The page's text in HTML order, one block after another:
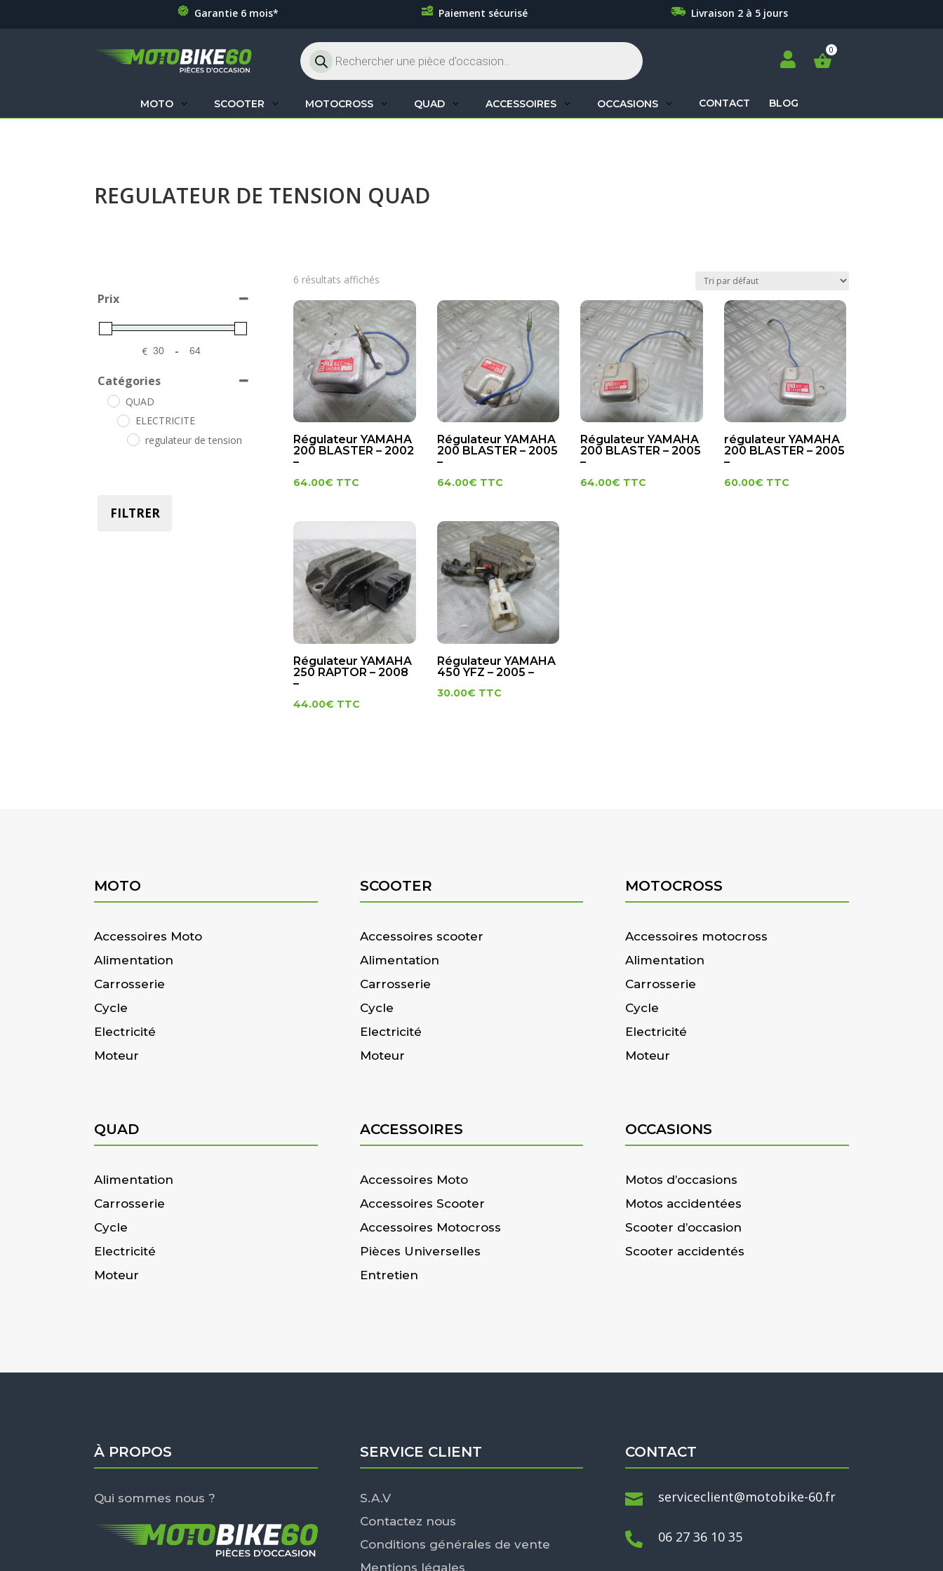
Garantie 6 mois* Paiement sécurisé Livraison 2 à 5 jours
Recherche
de
produits

MOTO SCOOTER MOTOCROSS QUAD ACCESSOIRES OCCASIONS CONTACT BLOG
REGULATEUR DE TENSION QUAD
Prix
€
Minimum Price
-
Maximum Price
Catégories
QUAD
ELECTRICITE
regulateur de tension
FILTRER
6 résultats affichés
Régulateur YAMAHA
200 BLASTER – 2002
–
64.00€ TTC
Régulateur YAMAHA
200 BLASTER – 2005
–
64.00€ TTC
Régulateur YAMAHA
200 BLASTER – 2005
–
64.00€ TTC
régulateur YAMAHA
200 BLASTER – 2005
–
60.00€ TTC
Régulateur YAMAHA
250 RAPTOR – 2008
–
44.00€ TTC
Régulateur YAMAHA
450 YFZ – 2005 –
30.00€ TTC
MOTO
Accessoires Moto
Alimentation
Carrosserie
Cycle
Electricité
Moteur
SCOOTER
Accessoires scooter
Alimentation
Carrosserie
Cycle
Electricité
Moteur
MOTOCROSS
Accessoires motocross
Alimentation
Carrosserie
Cycle
Electricité
Moteur
QUAD
Alimentation
Carrosserie
Cycle
Electricité
Moteur
ACCESSOIRES
Accessoires Moto
Accessoires Scooter
Accessoires Motocross
Pièces Universelles
Entretien
OCCASIONS
Motos d’occasions
Motos accidentées
Scooter d’occasion
Scooter accidentés
À PROPOS
Qui sommes nous ?
SERVICE CLIENT
S.A.V
Contactez nous
Conditions générales de vente
Mentions légales
CONTACT
 serviceclient@motobike-60.fr
 06 27 36 10 35